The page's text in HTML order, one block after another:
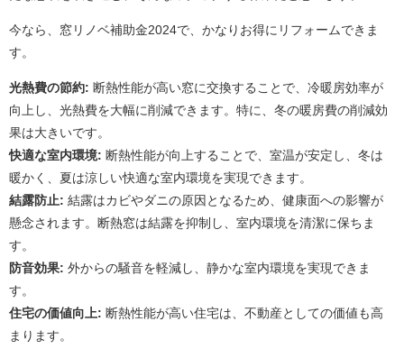
今なら、窓リノベ補助金2024で、かなりお得にリフォームできま
す。
光熱費の節約: 断熱性能が高い窓に交換することで、冷暖房効率が
向上し、光熱費を大幅に削減できます。特に、冬の暖房費の削減効
果は大きいです。
快適な室内環境: 断熱性能が向上することで、室温が安定し、冬は
暖かく、夏は涼しい快適な室内環境を実現できます。
結露防止: 結露はカビやダニの原因となるため、健康面への影響が
懸念されます。断熱窓は結露を抑制し、室内環境を清潔に保ちま
す。
防音効果: 外からの騒音を軽減し、静かな室内環境を実現できま
す。
住宅の価値向上: 断熱性能が高い住宅は、不動産としての価値も高
まります。